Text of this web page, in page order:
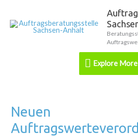
Inhalt
Explore
More
Explore More
Neuen
Neuen
Auftragswerteverordnung